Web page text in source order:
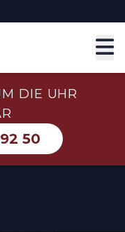
DIE UHR
50